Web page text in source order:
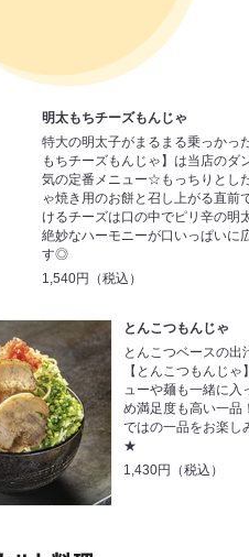
明太もちチーズもんじゃ
特大の明太子がまるまる乗っかっ
もちチーズもんじゃ】は当店のダ
気の定番メニュー☆もっちりとし
ゃ焼き用のお餅と召し上がる直前
けるチーズは口の中でピリ辛の明
絶妙なハーモニーが口いっぱいに
す◎
1,540円（税込）
とんこつもんじゃ
とんこつベースの出
【とんこつもんじゃ
ューや麺も一緒に入
め満足度も高い一品
ではの一品をお楽し
★
1,430円（税込）